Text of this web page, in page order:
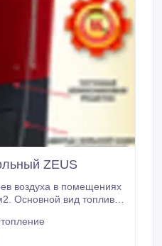
ZEUS
воздуха в помещениях
Основной вид топлива
улучшил свои
российских